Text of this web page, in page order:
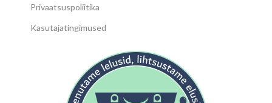
Privaatsuspoliitika
Kasutajatingimused